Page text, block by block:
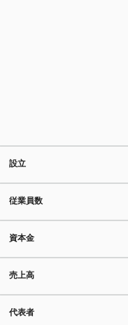
設立
従業員数
資本金
売上高
代表者